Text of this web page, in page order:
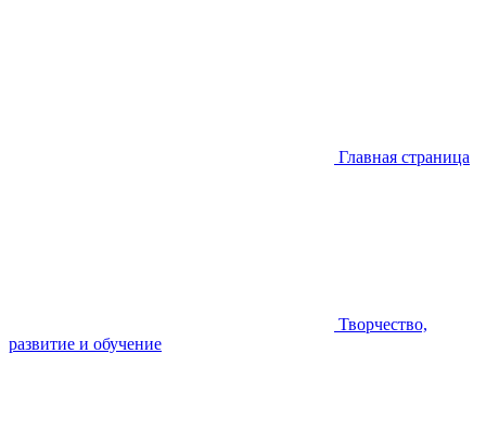
Главная страница
Творчество,
развитие и обучение